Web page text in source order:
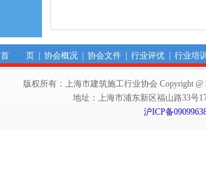
首 页| 协会概况| 协会文件| 行业评优| 行业培
版权所有：上海市建筑施工行业协会 Copyright @
地址：上海市浦东新区福山路33号
沪ICP备